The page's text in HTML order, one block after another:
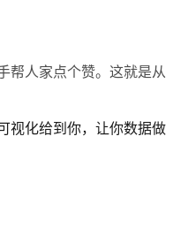
帮人家点个赞。这就是从
视化给到你，让你数据做